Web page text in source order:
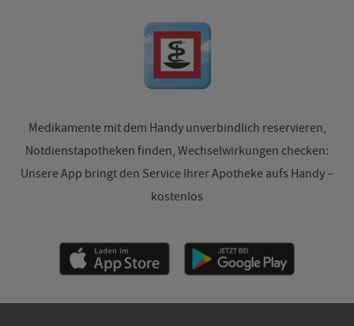
Medikamente mit dem Handy unverbindlich reservieren,
Notdienstapotheken finden, Wechselwirkungen checken:
Unsere App bringt den Service Ihrer Apotheke aufs Handy –
kostenlos